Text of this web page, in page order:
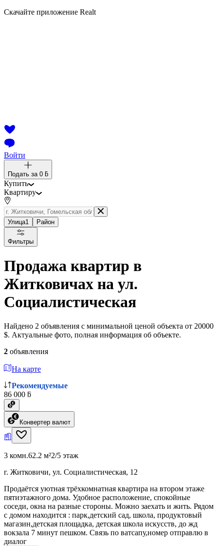
Скачайте приложение Realt
Войти
Подать за 0 ƃ
Купить
Квартиру
Улица1 Район
Фильтры
Продажа квартир в
Житковичах на ул.
Социалистическая
Найдено 2 объявления с минимальной ценой объекта от 20000
$. Актуальные фото, полная информация об объекте.
2 объявления
На карте
Рекомендуемые
86 000 ƃ
Конвертер валют
3 комн.62.2 м²2/5 этаж
г. Житковичи, ул. Социалистическая, 12
Продаётся уютная трёхкомнатная квартира на втором этаже
пятиэтажного дома. Удобное расположение, спокойные
соседи, окна на разные стороны. Можно заехать и жить. Рядом
с домом находится : парк,детский сад, школа, продуктовый
магазин,детская площадка, детская школа искусств, до жд
вокзала 7 минут пешком. Связь по ватсапу,номер отправлю в
диалог